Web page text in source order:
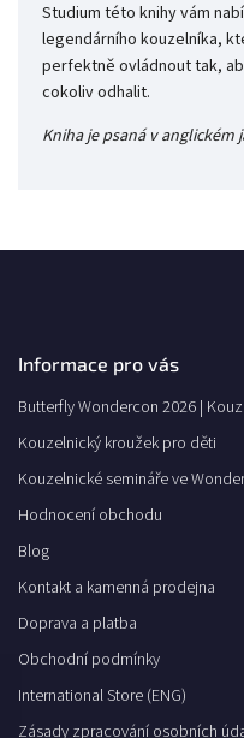
Studium této knihy vám
legendárního kouzelníka,
perfektně ovládnout tak,
cokoliv odhalit.
Kniha je psaná v anglickém
Informace pro vás
Butterfly Wondercon 2026 |
Kouzelnický kroužek pro děti
Kouzelnické semináře ve
Hodnocení obchodu
Blog
Kontakt a kamenná prodejna
Doprava a platba
Obchodní podmínky
International Store (ENG)
Zásady zpracování osobních